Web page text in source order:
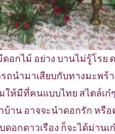
อกไม้ อย่าง บานไม่รู้โรย
ถนำมาเสียบกับทางมะพร้า
ให้มีที่คนแบบไทย สไตล์เก๋
บ้าน อาจจะนำดอกรัก หรื
ดอกดาวเรือง ก็จะได้ม่านเ